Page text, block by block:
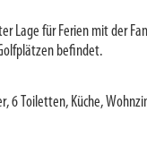
Lage für Ferien mit der
befindet.
Toiletten, Küche,